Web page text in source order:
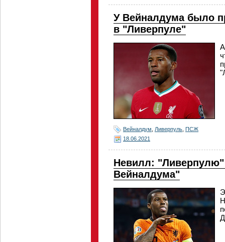
У Вейналдума было
в "Ливерпуле"
Вейналдум Ливерпуль ПСЖ
18.06.2021
Невилл: "Ливерпулю"
Вейналдума"